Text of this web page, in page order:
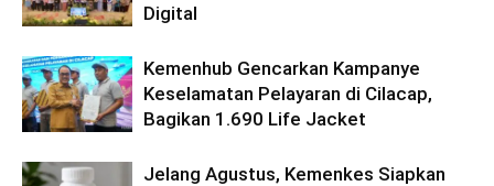
Digital
Kemenhub Gencarkan Kampanye
Keselamatan Pelayaran di Cilacap,
Bagikan 1.690 Life Jacket
Jelang Agustus, Kemenkes Siapkan